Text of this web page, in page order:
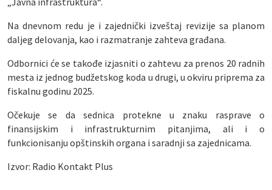
Na dnevnom redu je i zajednički izveštaj revizije sa planom
daljeg delovanja, kao i razmatranje zahteva građana.
Odbornici će se takođe izjasniti o zahtevu za prenos 20 radnih
mesta iz jednog budžetskog koda u drugi, u okviru priprema za
fiskalnu godinu 2025.
Očekuje se da sednica protekne u znaku rasprave o
finansijskim i infrastrukturnim pitanjima, ali i o
funkcionisanju opštinskih organa i saradnji sa zajednicama.
Izvor: Radio Kontakt Plus